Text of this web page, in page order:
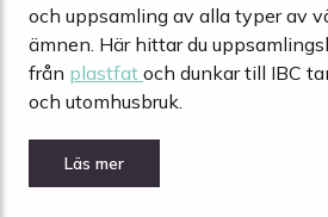
och uppsamling av alla typer av
ämnen. Här hittar du
från plastfat och dunkar till IBC
och utomhusbruk.